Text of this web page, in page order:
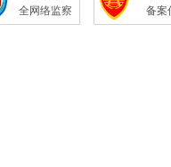
全网络监察
备案